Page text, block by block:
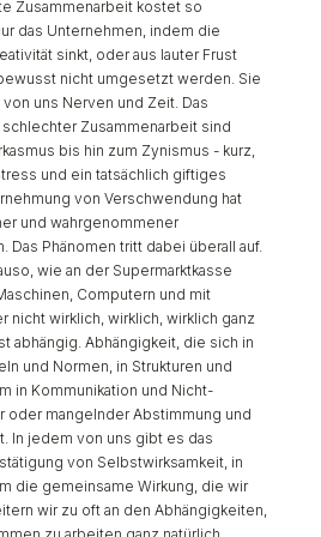
Zusammenarbeit kostet so
das Unternehmen, indem die
sinkt, oder aus lauter Frust
nicht umgesetzt werden. Sie
uns Nerven und Zeit. Das
Zusammenarbeit sind
bis hin zum Zynismus - kurz,
und ein tatsächlich giftiges
von Verschwendung hat
und wahrgenommener
Das Phänomen tritt dabei überall auf.
wie an der Supermarktkasse
Computern und mit
nicht wirklich, wirklich, wirklich ganz
abhängig. Abhängigkeit, die sich in
und Normen, in Strukturen und
in Kommunikation und Nicht-
oder mangelnder Abstimmung und
In jedem von uns gibt es das
von Selbstwirksamkeit, in
die gemeinsame Wirkung, die wir
wir zu oft an den Abhängigkeiten,